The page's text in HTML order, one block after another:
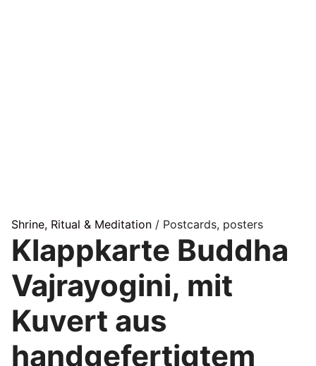
Shrine, Ritual & Meditation / Postcards, posters
Klappkarte Buddha
Vajrayogini, mit
Kuvert aus
handgefertigtem